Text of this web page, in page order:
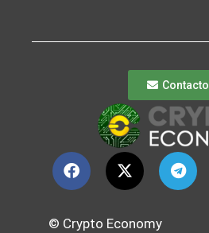
Contacto
© Crypto Economy